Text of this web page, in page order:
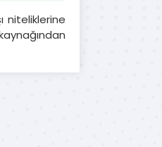
niteliklerine